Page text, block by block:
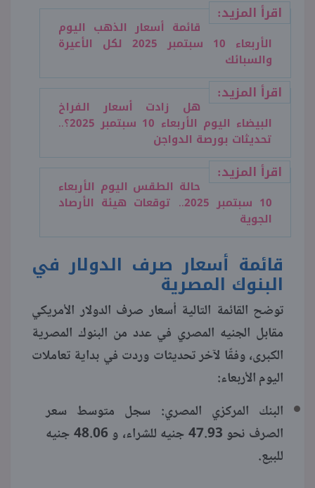
اقرأ المزيد:
قائمة أسعار الذهب اليوم
الأربعاء 10 سبتمبر 2025 لكل الأعيرة
والسبائك
اقرأ المزيد:
هل زادت أسعار الفراخ
البيضاء اليوم الأربعاء 10 سبتمبر 2025؟..
تحديثات بورصة الدواجن
اقرأ المزيد:
حالة الطقس اليوم الأربعاء
10 سبتمبر 2025.. توقعات هيئة الأرصاد
الجوية
قائمة أسعار صرف الدولار في
البنوك المصرية
توضح القائمة التالية أسعار صرف الدولار الأمريكي
مقابل الجنيه المصري في عدد من البنوك المصرية
الكبرى، وفقًا لآخر تحديثات وردت في بداية تعاملات
اليوم الأربعاء:
البنك المركزي المصري: سجل متوسط سعر
الصرف نحو 47.93 جنيه للشراء، و 48.06 جنيه
للبيع.